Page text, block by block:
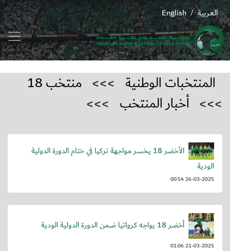
English / العربية
المنتخبات الوطنية >>> منتخب 18
>>> أخبار المنتخب >>>
الأخضر 18 يخسر مواجهة تركيا في ختام الدورة الدولية
الودية
26-03-2025 00:54
أخضر 18 يواجه كرواتيا ضمن الدورة الدولية الودية
21-03-2025 01:06